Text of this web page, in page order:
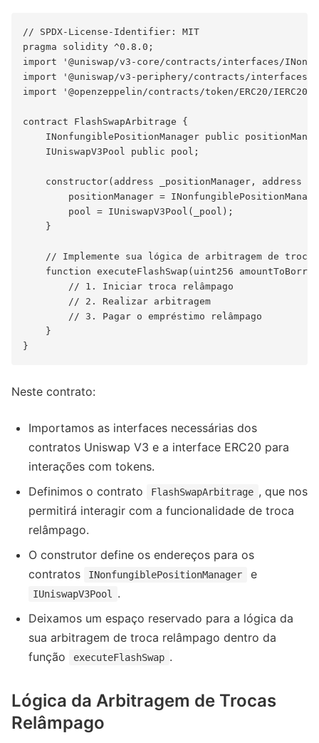
// SPDX-License-Identifier: MIT
pragma solidity ^0.8.0;
import '@uniswap/v3-core/contracts/interfaces/
import '@uniswap/v3-periphery/contracts/interfaces/
import '@openzeppelin/contracts/token/ERC20/
contract FlashSwapArbitrage {
INonfungiblePositionManager public
    IUniswapV3Pool public pool;
constructor(address _positionManager, address
positionManager =
        pool = IUniswapV3Pool(_pool);
    }
// Implemente sua lógica de arbitragem de troca
function executeFlashSwap(uint256
        // 1. Iniciar troca relâmpago
        // 2. Realizar arbitragem
        // 3. Pagar o empréstimo relâmpago
    }
Neste contrato:
Importamos as interfaces necessárias dos
contratos Uniswap V3 e a interface ERC20 para
interações com tokens.
Definimos o contrato
FlashSwapArbitrage , que nos
permitirá interagir com a funcionalidade de troca
relâmpago.
O construtor define os endereços para os
contratos
INonfungiblePositionManager e
IUniswapV3Pool
.
Deixamos um espaço reservado para a lógica da
sua arbitragem de troca relâmpago dentro da
função
executeFlashSwap .
Lógica da Arbitragem de Trocas
Relâmpago